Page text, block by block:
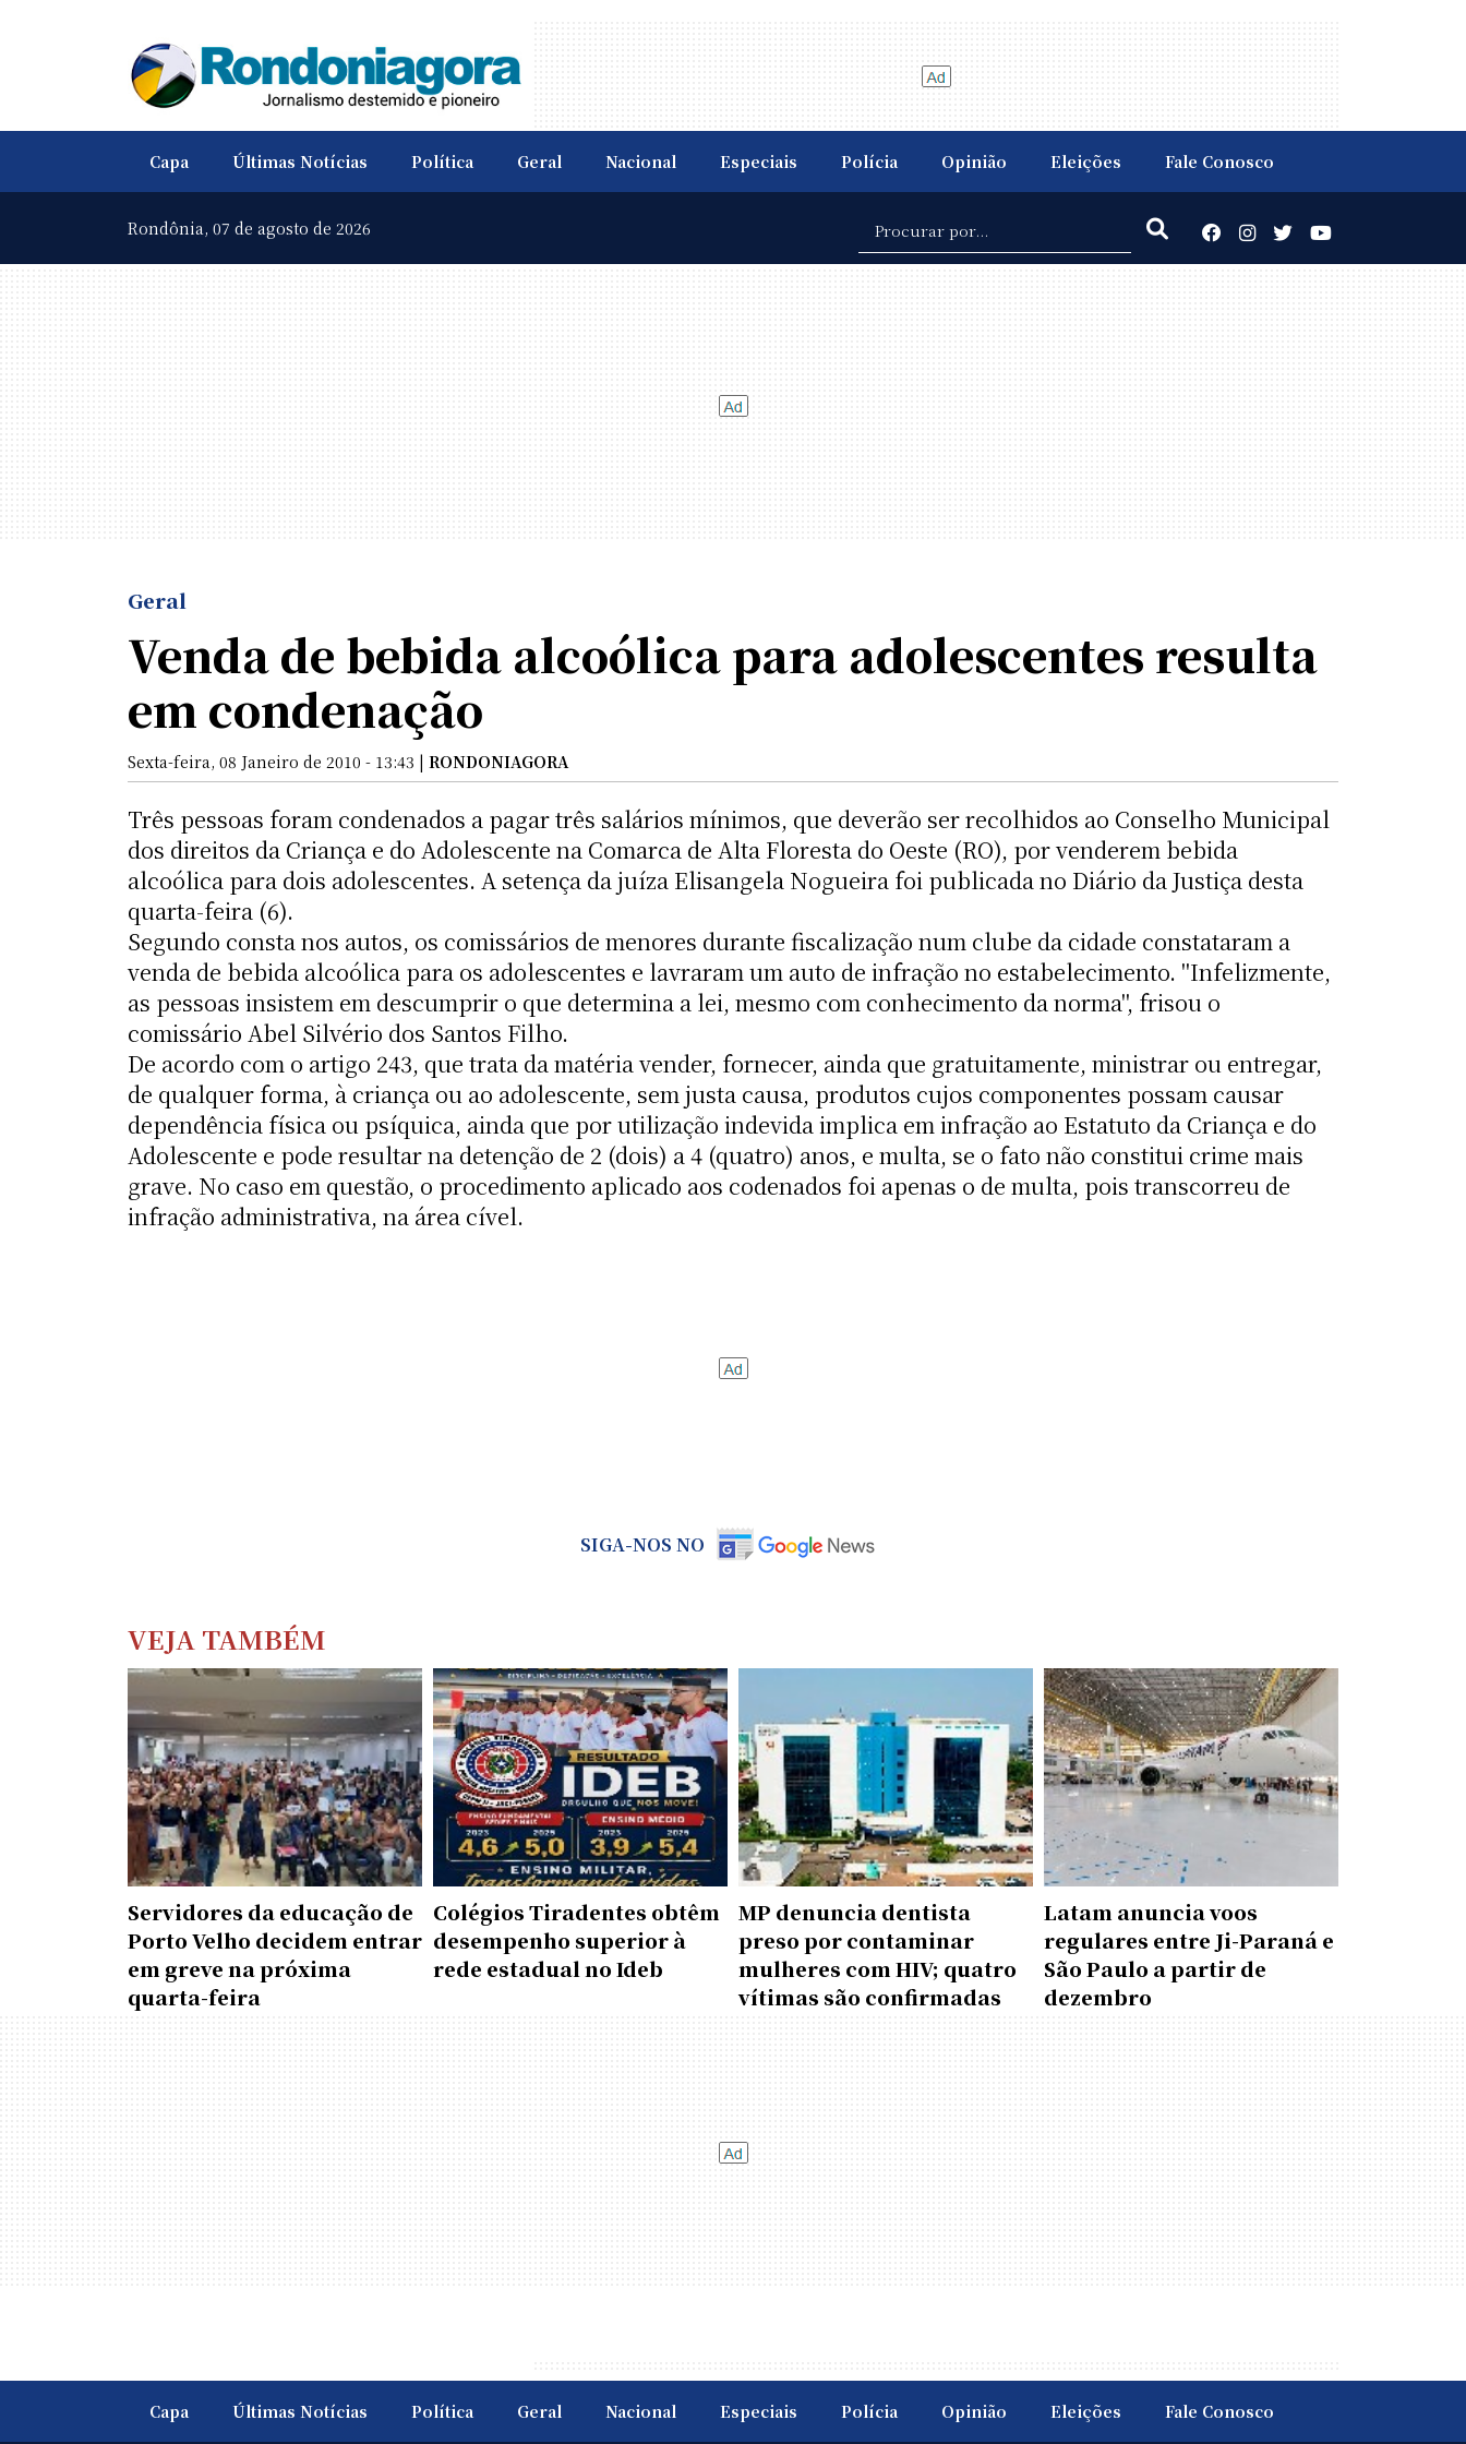
Capa Últimas Notícias Política Geral Nacional Especiais Polícia Opinião Eleições Fale Conosco
Rondônia, 07 de agosto de 2026
Geral
Venda de bebida alcoólica para adolescentes resulta
em condenação
Sexta-feira, 08 Janeiro de 2010 - 13:43 | RONDONIAGORA
Três pessoas foram condenados a pagar três salários mínimos, que deverão ser recolhidos ao Conselho Municipal
dos direitos da Criança e do Adolescente na Comarca de Alta Floresta do Oeste (RO), por venderem bebida
alcoólica para dois adolescentes. A setença da juíza Elisangela Nogueira foi publicada no Diário da Justiça desta
quarta-feira (6).
Segundo consta nos autos, os comissários de menores durante fiscalização num clube da cidade constataram a
venda de bebida alcoólica para os adolescentes e lavraram um auto de infração no estabelecimento. "Infelizmente,
as pessoas insistem em descumprir o que determina a lei, mesmo com conhecimento da norma", frisou o
comissário Abel Silvério dos Santos Filho.
De acordo com o artigo 243, que trata da matéria vender, fornecer, ainda que gratuitamente, ministrar ou entregar,
de qualquer forma, à criança ou ao adolescente, sem justa causa, produtos cujos componentes possam causar
dependência física ou psíquica, ainda que por utilização indevida implica em infração ao Estatuto da Criança e do
Adolescente e pode resultar na detenção de 2 (dois) a 4 (quatro) anos, e multa, se o fato não constitui crime mais
grave. No caso em questão, o procedimento aplicado aos codenados foi apenas o de multa, pois transcorreu de
infração administrativa, na área cível.
SIGA-NOS NO
VEJA TAMBÉM
Servidores da educação de
Porto Velho decidem entrar
em greve na próxima
quarta-feira
Colégios Tiradentes obtêm
desempenho superior à
rede estadual no Ideb
MP denuncia dentista
preso por contaminar
mulheres com HIV; quatro
vítimas são confirmadas
Latam anuncia voos
regulares entre Ji-Paraná e
São Paulo a partir de
dezembro
Capa Últimas Notícias Política Geral Nacional Especiais Polícia Opinião Eleições Fale Conosco